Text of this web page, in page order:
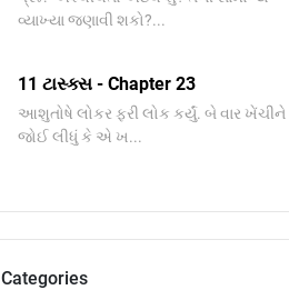
વ્યાખ્યા જણાવી શકો?...
11 ટાસ્ક્સ - Chapter 23
આશુતોષે લોકર ફરી લોક કર્યું. બે વાર ખેંચીને
જોઈ લીધું કે એ ખ...
Categories